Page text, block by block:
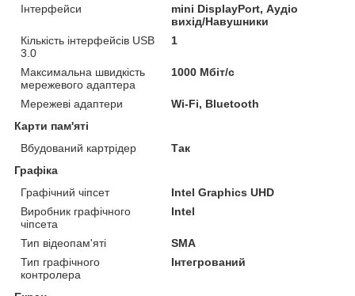
Інтерфейси
mini DisplayPort, Аудіо
вихід/Навушники
Кількість інтерфейсів USB
3.0
1
Максимальна швидкість
мережевого адаптера
1000 Мбіт/с
Мережеві адаптери
Wi-Fi, Bluetooth
Карти пам'яті
Вбудований картрідер
Так
Графіка
Графічний чіпсет
Intel Graphics UHD
Виробник графічного
чіпсета
Intel
Тип відеопам'яті
SMA
Тип графічного
контролера
Інтегрований